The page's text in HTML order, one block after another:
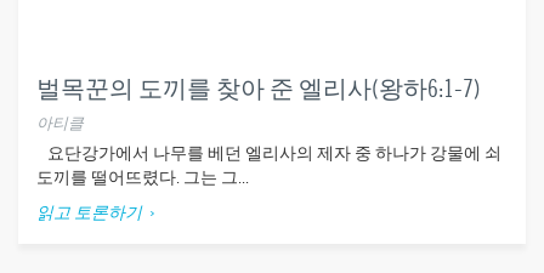
벌목꾼의 도끼를 찾아 준 엘리사(왕하6:1-7)
아티클
요단강가에서 나무를 베던 엘리사의 제자 중 하나가 강물에 쇠
도끼를 떨어뜨렸다. 그는 그...
읽고 토론하기